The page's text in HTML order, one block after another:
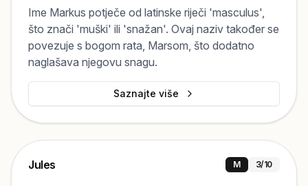
Ime Markus potječe od latinske riječi 'masculus',
što znači 'muški' ili 'snažan'. Ovaj naziv također se
povezuje s bogom rata, Marsom, što dodatno
naglašava njegovu snagu.
Saznajte više
Jules M 3/10